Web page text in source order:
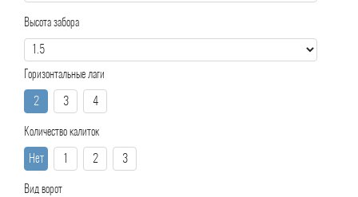
Высота забора
Горизонтальные лаги
2 3 4
Количество калиток
Нет 2 3
Вид ворот